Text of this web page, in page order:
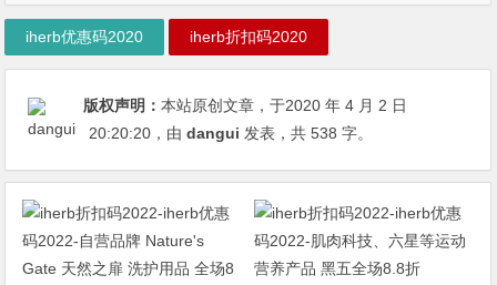
iherb优惠码2020 iherb折扣码2020
版权声明：本站原创文章，于2020 年 4 月 2 日
20:20:20 ，由dangui 发表，共 538 字。